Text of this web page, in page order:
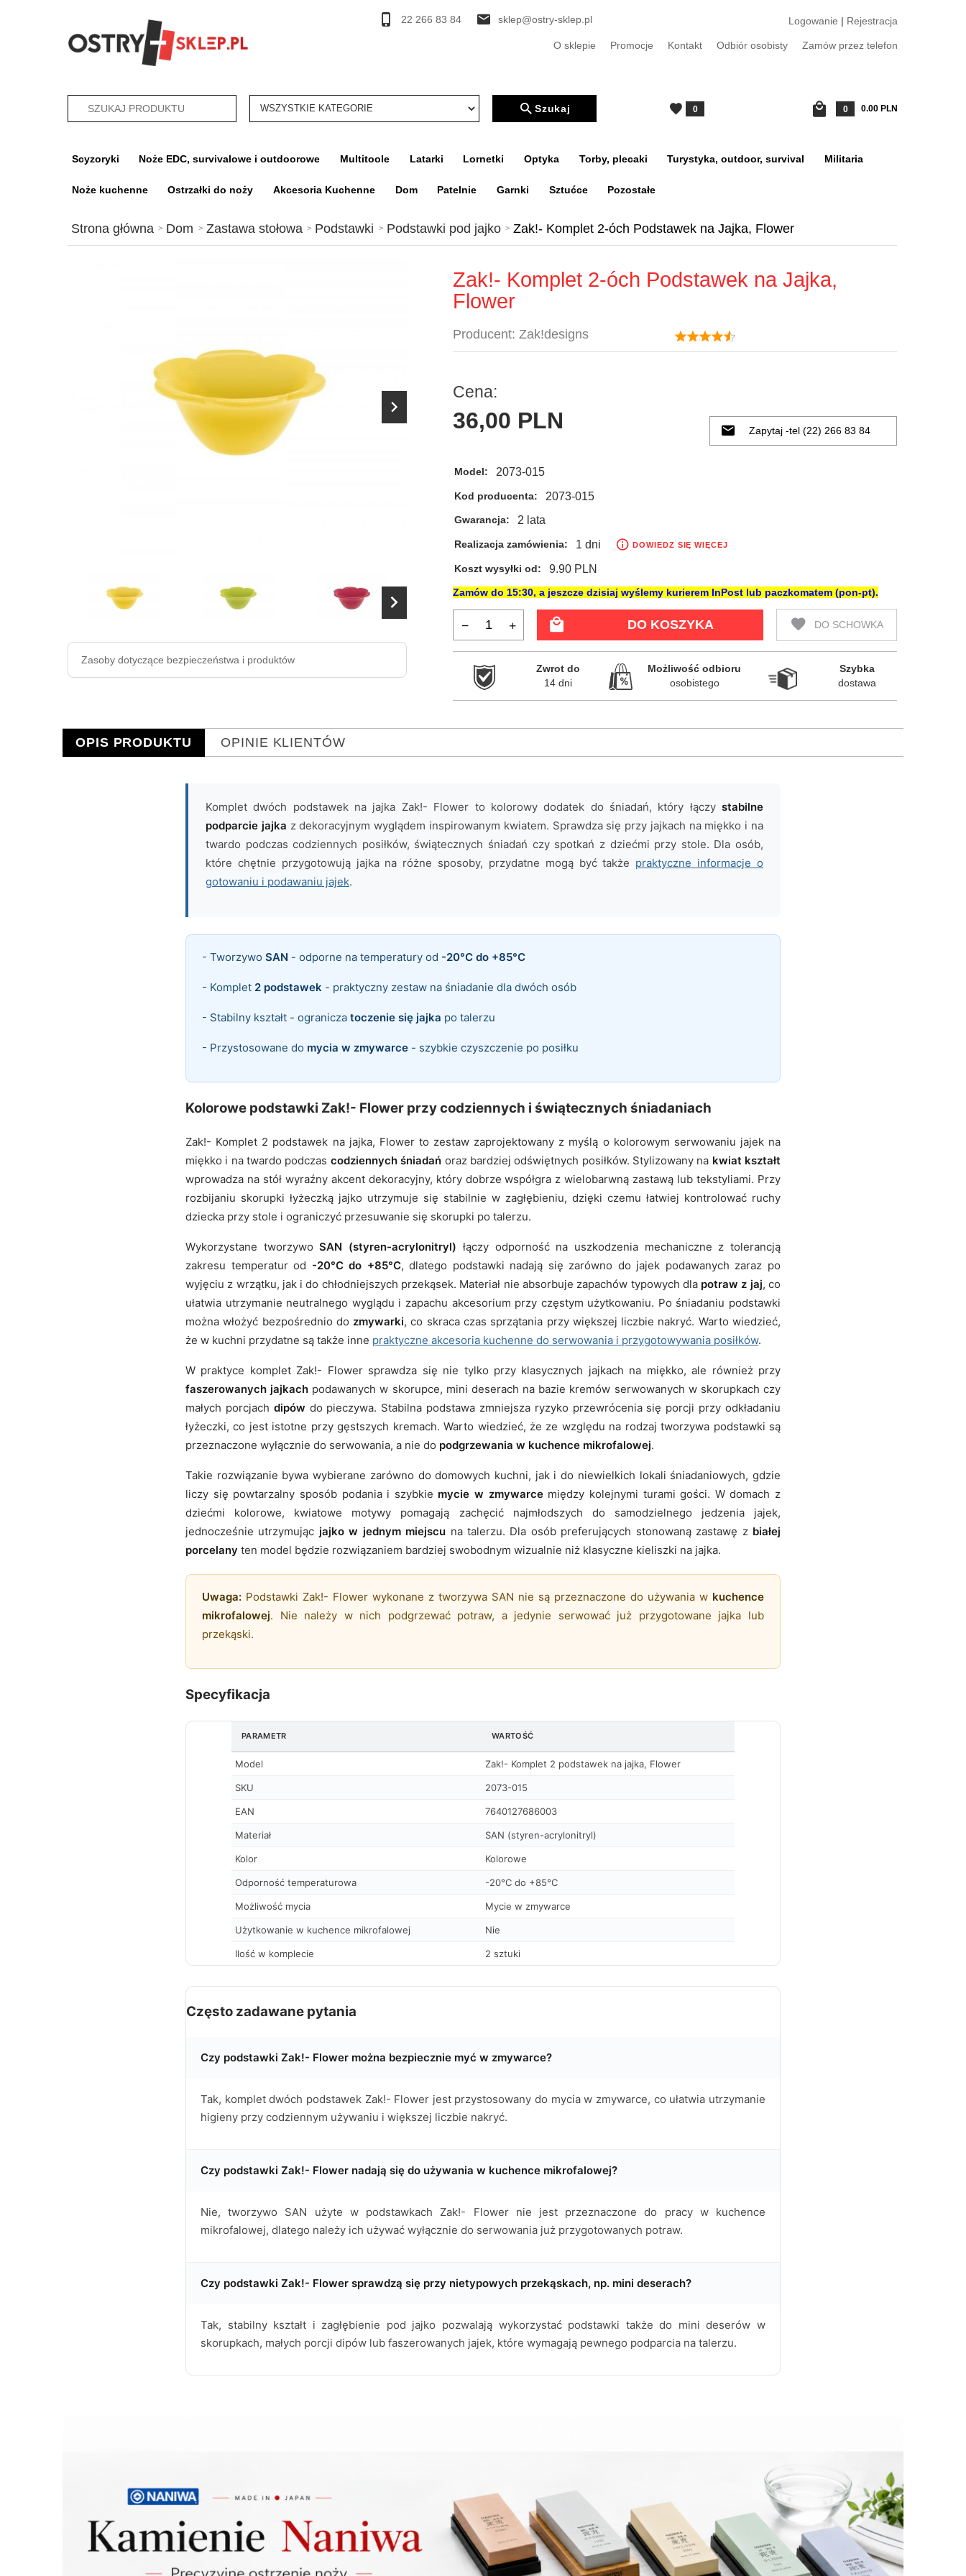
22 266 83 84 sklep@ostry-sklep.pl Logowanie | Rejestracja
O sklepie Promocje Kontakt Odbiór osobisty Zamów przez telefon
categories_searcher Szukaj 0 0.00PLN
Scyzoryki Noże EDC, survivalowe i outdoorowe Multitoole Latarki Lornetki Optyka Torby, plecaki Turystyka, outdoor, survival Militaria
Noże kuchenne Ostrzałki do noży Akcesoria Kuchenne Dom Patelnie Garnki Sztućce Pozostałe
Strona główna Dom Zastawa stołowa Podstawki Podstawki pod jajko Zak!- Komplet 2-óch Podstawek na Jajka, Flower
Zasoby dotyczące bezpieczeństwa i produktów
Zak!- Komplet 2-óch Podstawek na Jajka,
Flower
Producent:Zak!designs
Cena:
36,00 PLN Zapytaj -tel (22) 266 83 84
Model: 2073-015
Kod producenta: 2073-015
Gwarancja: 2 lata
Realizacja zamówienia: 1 dni DOWIEDZ SIĘ WIĘCEJ
Koszt wysyłki od: 9.90 PLN
Zamów do 15:30, a jeszcze dzisiaj wyślemy kurierem InPost lub paczkomatem (pon-pt).
DO KOSZYKA DO SCHOWKA
Zwrot do
14 dni
Możliwość odbioru
osobistego
Szybka
dostawa
OPIS PRODUKTU OPINIE KLIENTÓW
Komplet dwóch podstawek na jajka Zak!- Flower to kolorowy dodatek do śniadań, który łączy stabilne
podparcie jajka z dekoracyjnym wyglądem inspirowanym kwiatem. Sprawdza się przy jajkach na miękko i na
twardo podczas codziennych posiłków, świątecznych śniadań czy spotkań z dziećmi przy stole. Dla osób,
które chętnie przygotowują jajka na różne sposoby, przydatne mogą być także praktyczne informacje o
gotowaniu i podawaniu jajek.
- Tworzywo SAN - odporne na temperatury od -20°C do +85°C
- Komplet 2 podstawek - praktyczny zestaw na śniadanie dla dwóch osób
- Stabilny kształt - ogranicza toczenie się jajka po talerzu
- Przystosowane do mycia w zmywarce - szybkie czyszczenie po posiłku
Kolorowe podstawki Zak!- Flower przy codziennych i świątecznych śniadaniach
Zak!- Komplet 2 podstawek na jajka, Flower to zestaw zaprojektowany z myślą o kolorowym serwowaniu jajek na
miękko i na twardo podczas codziennych śniadań oraz bardziej odświętnych posiłków. Stylizowany na kwiat kształt
wprowadza na stół wyraźny akcent dekoracyjny, który dobrze współgra z wielobarwną zastawą lub tekstyliami. Przy
rozbijaniu skorupki łyżeczką jajko utrzymuje się stabilnie w zagłębieniu, dzięki czemu łatwiej kontrolować ruchy
dziecka przy stole i ograniczyć przesuwanie się skorupki po talerzu.
Wykorzystane tworzywoSAN (styren-acrylonitryl) łączy odporność na uszkodzenia mechaniczne z tolerancją
zakresu temperatur od -20°C do +85°C, dlatego podstawki nadają się zarówno do jajek podawanych zaraz po
wyjęciu z wrzątku, jak i do chłodniejszych przekąsek. Materiał nie absorbuje zapachów typowych dla potraw z jaj, co
ułatwia utrzymanie neutralnego wyglądu i zapachu akcesorium przy częstym użytkowaniu. Po śniadaniu podstawki
można włożyć bezpośrednio dozmywarki, co skraca czas sprzątania przy większej liczbie nakryć. Warto wiedzieć,
że w kuchni przydatne są także inne praktyczne akcesoria kuchenne do serwowania i przygotowywania posiłków.
W praktyce komplet Zak!- Flower sprawdza się nie tylko przy klasycznych jajkach na miękko, ale również przy
faszerowanych jajkach podawanych w skorupce, mini deserach na bazie kremów serwowanych w skorupkach czy
małych porcjach dipów do pieczywa. Stabilna podstawa zmniejsza ryzyko przewrócenia się porcji przy odkładaniu
łyżeczki, co jest istotne przy gęstszych kremach. Warto wiedzieć, że ze względu na rodzaj tworzywa podstawki są
przeznaczone wyłącznie do serwowania, a nie do podgrzewania w kuchence mikrofalowej.
Takie rozwiązanie bywa wybierane zarówno do domowych kuchni, jak i do niewielkich lokali śniadaniowych, gdzie
liczy się powtarzalny sposób podania i szybkie mycie w zmywarcemiędzy kolejnymi turami gości. W domach z
dziećmi kolorowe, kwiatowe motywy pomagają zachęcić najmłodszych do samodzielnego jedzenia jajek,
jednocześnie utrzymując jajko w jednym miejscu na talerzu. Dla osób preferujących stonowaną zastawę z białej
porcelany ten model będzie rozwiązaniem bardziej swobodnym wizualnie niż klasyczne kieliszki na jajka.
Uwaga: Podstawki Zak!- Flower wykonane z tworzywa SAN nie są przeznaczone do używania w kuchence
mikrofalowej. Nie należy w nich podgrzewać potraw, a jedynie serwować już przygotowane jajka lub
przekąski.
Specyfikacja
PARAMETR WARTOŚĆ
Model Zak!- Komplet 2 podstawek na jajka, Flower
SKU 2073-015
EAN 7640127686003
Materiał SAN (styren-acrylonitryl)
Kolor Kolorowe
Odporność temperaturowa -20°C do +85°C
Możliwość mycia Mycie w zmywarce
Użytkowanie w kuchence mikrofalowej Nie
Ilość w komplecie 2 sztuki
Często zadawane pytania
Czy podstawki Zak!- Flower można bezpiecznie myć w zmywarce?
Tak, komplet dwóch podstawek Zak!- Flower jest przystosowany do mycia w zmywarce, co ułatwia utrzymanie
higieny przy codziennym używaniu i większej liczbie nakryć.
Czy podstawki Zak!- Flower nadają się do używania w kuchence mikrofalowej?
Nie, tworzywo SAN użyte w podstawkach Zak!- Flower nie jest przeznaczone do pracy w kuchence
mikrofalowej, dlatego należy ich używać wyłącznie do serwowania już przygotowanych potraw.
Czy podstawki Zak!- Flower sprawdzą się przy nietypowych przekąskach, np. mini deserach?
Tak, stabilny kształt i zagłębienie pod jajko pozwalają wykorzystać podstawki także do mini deserów w
skorupkach, małych porcji dipów lub faszerowanych jajek, które wymagają pewnego podparcia na talerzu.